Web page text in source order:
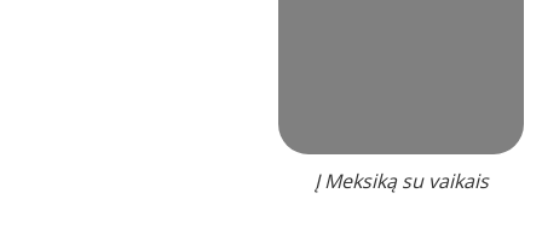
Į Meksiką su vaikais